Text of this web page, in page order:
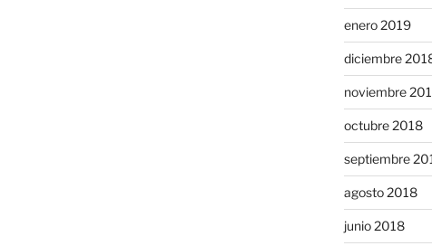
enero 2019
diciembre
noviembre
octubre 2018
septiembre
agosto 2018
junio 2018